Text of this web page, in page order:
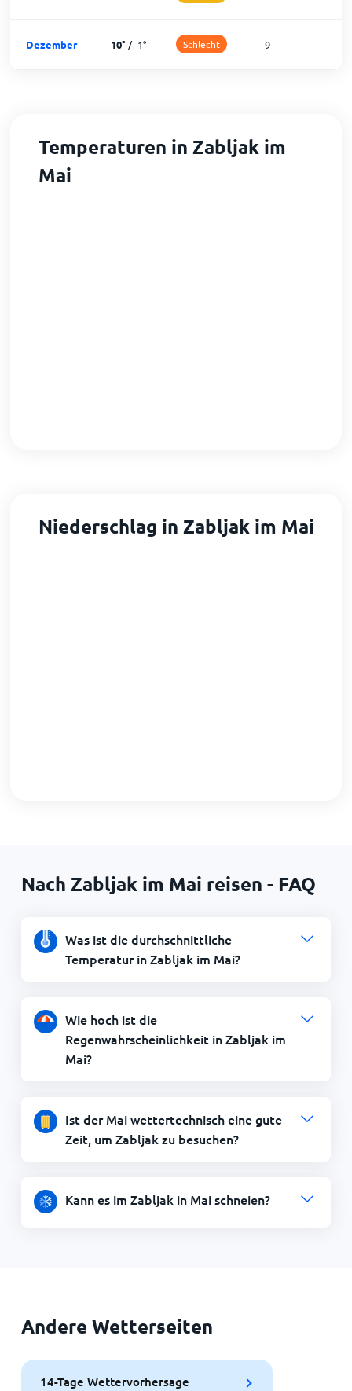
Dezember 10° /-1° Schlecht 9
Temperaturen in Zabljak im
Mai
Niederschlag in Zabljak im Mai
Nach Zabljak im Mai reisen - FAQ
Was ist die durchschnittliche
Temperatur in Zabljak im Mai?
Wie hoch ist die
Regenwahrscheinlichkeit in Zabljak im
Mai?
Ist der Mai wettertechnisch eine gute
Zeit, um Zabljak zu besuchen?
Kann es im Zabljak in Mai schneien?
Andere Wetterseiten
14-Tage Wettervorhersage